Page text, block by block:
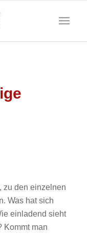
zu den einzelnen
Was hat sich
einladend sieht
Kommt man